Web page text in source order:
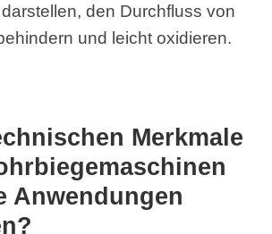
den Durchfluss von
und leicht oxidieren.
Merkmale
Anwendungen